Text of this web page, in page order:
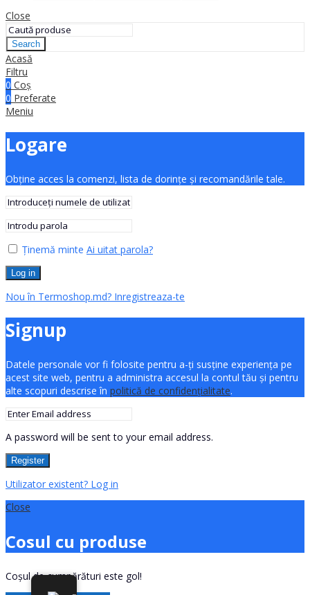
Close
Search
Acasă
Filtru
0 Coș
0 Preferate
Meniu
Logare
Obține acces la comenzi, lista de dorințe și recomandările tale.
Ținemă minte Ai uitat parola?
Log in
Nou în Termoshop.md? Inregistreaza-te
Signup
Datele personale vor fi folosite pentru a-ți susține experiența pe
acest site web, pentru a administra accesul la contul tău și pentru
alte scopuri descrise în politică de confidențialitate.
A password will be sent to your email address.
Register
Utilizator existent? Log in
Close
Cosul cu produse
Coșul de cumpărături este gol!